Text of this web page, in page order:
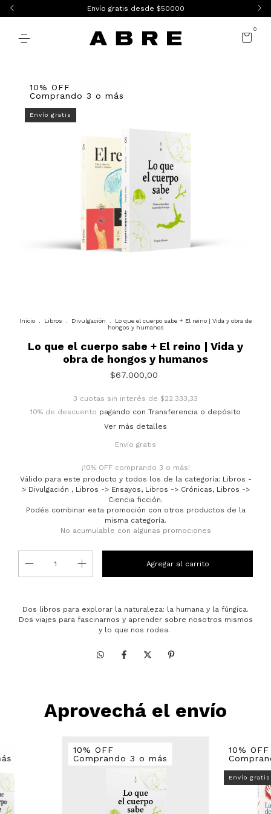
Envío gratis desde $50000
0
10% OFF
Comprando 3 o más
Envío gratis
Inicio Libros Divulgación
Lo que el cuerpo sabe + El reino | Vida y obra de
hongos y humanos
Lo que el cuerpo sabe + El reino | Vida y
obra de hongos y humanos
$67.000,00
3 cuotas sin interés de $22.333,33
10% de descuento pagando con Transferencia o depósito
Ver más detalles
Envío gratis
¡10% OFF comprando 3 o más!
Válido para este producto y todos los de la categoría: Libros -
> Divulgación , Libros -> Ensayos, Libros -> Crónicas, Libros ->
Ciencia ficción.
Podés combinar esta promoción con otros productos de la
misma categoría.
No acumulable con algunas promociones
Dos libros para explorar la naturaleza: la humana y la fúngica.
Dos viajes para fascinarnos y aprender sobre nosotros mismos
y lo que nos rodea.
Aprovechá el envío
10% OFF
Comprando 3 o más
10% OFF
Envío gratis